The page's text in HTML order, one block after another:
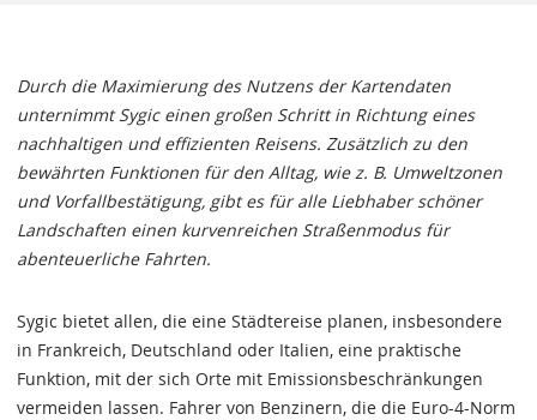
Durch die Maximierung des Nutzens der Kartendaten
unternimmt Sygic einen großen Schritt in Richtung eines
nachhaltigen und effizienten Reisens. Zusätzlich zu den
bewährten Funktionen für den Alltag, wie z. B. Umweltzonen
und Vorfallbestätigung, gibt es für alle Liebhaber schöner
Landschaften einen kurvenreichen Straßenmodus für
abenteuerliche Fahrten.
Sygic bietet allen, die eine Städtereise planen, insbesondere
in Frankreich, Deutschland oder Italien, eine praktische
Funktion, mit der sich Orte mit Emissionsbeschränkungen
vermeiden lassen. Fahrer von Benzinern, die die Euro-4-Norm